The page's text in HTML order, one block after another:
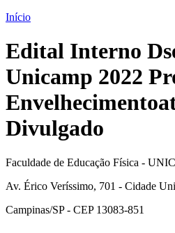
Início
Edital Interno
Unicamp 2022
Divulgado
Faculdade de Educação Física -
Av. Érico Veríssimo, 701 - Cidade
Campinas/SP - CEP 13083-851